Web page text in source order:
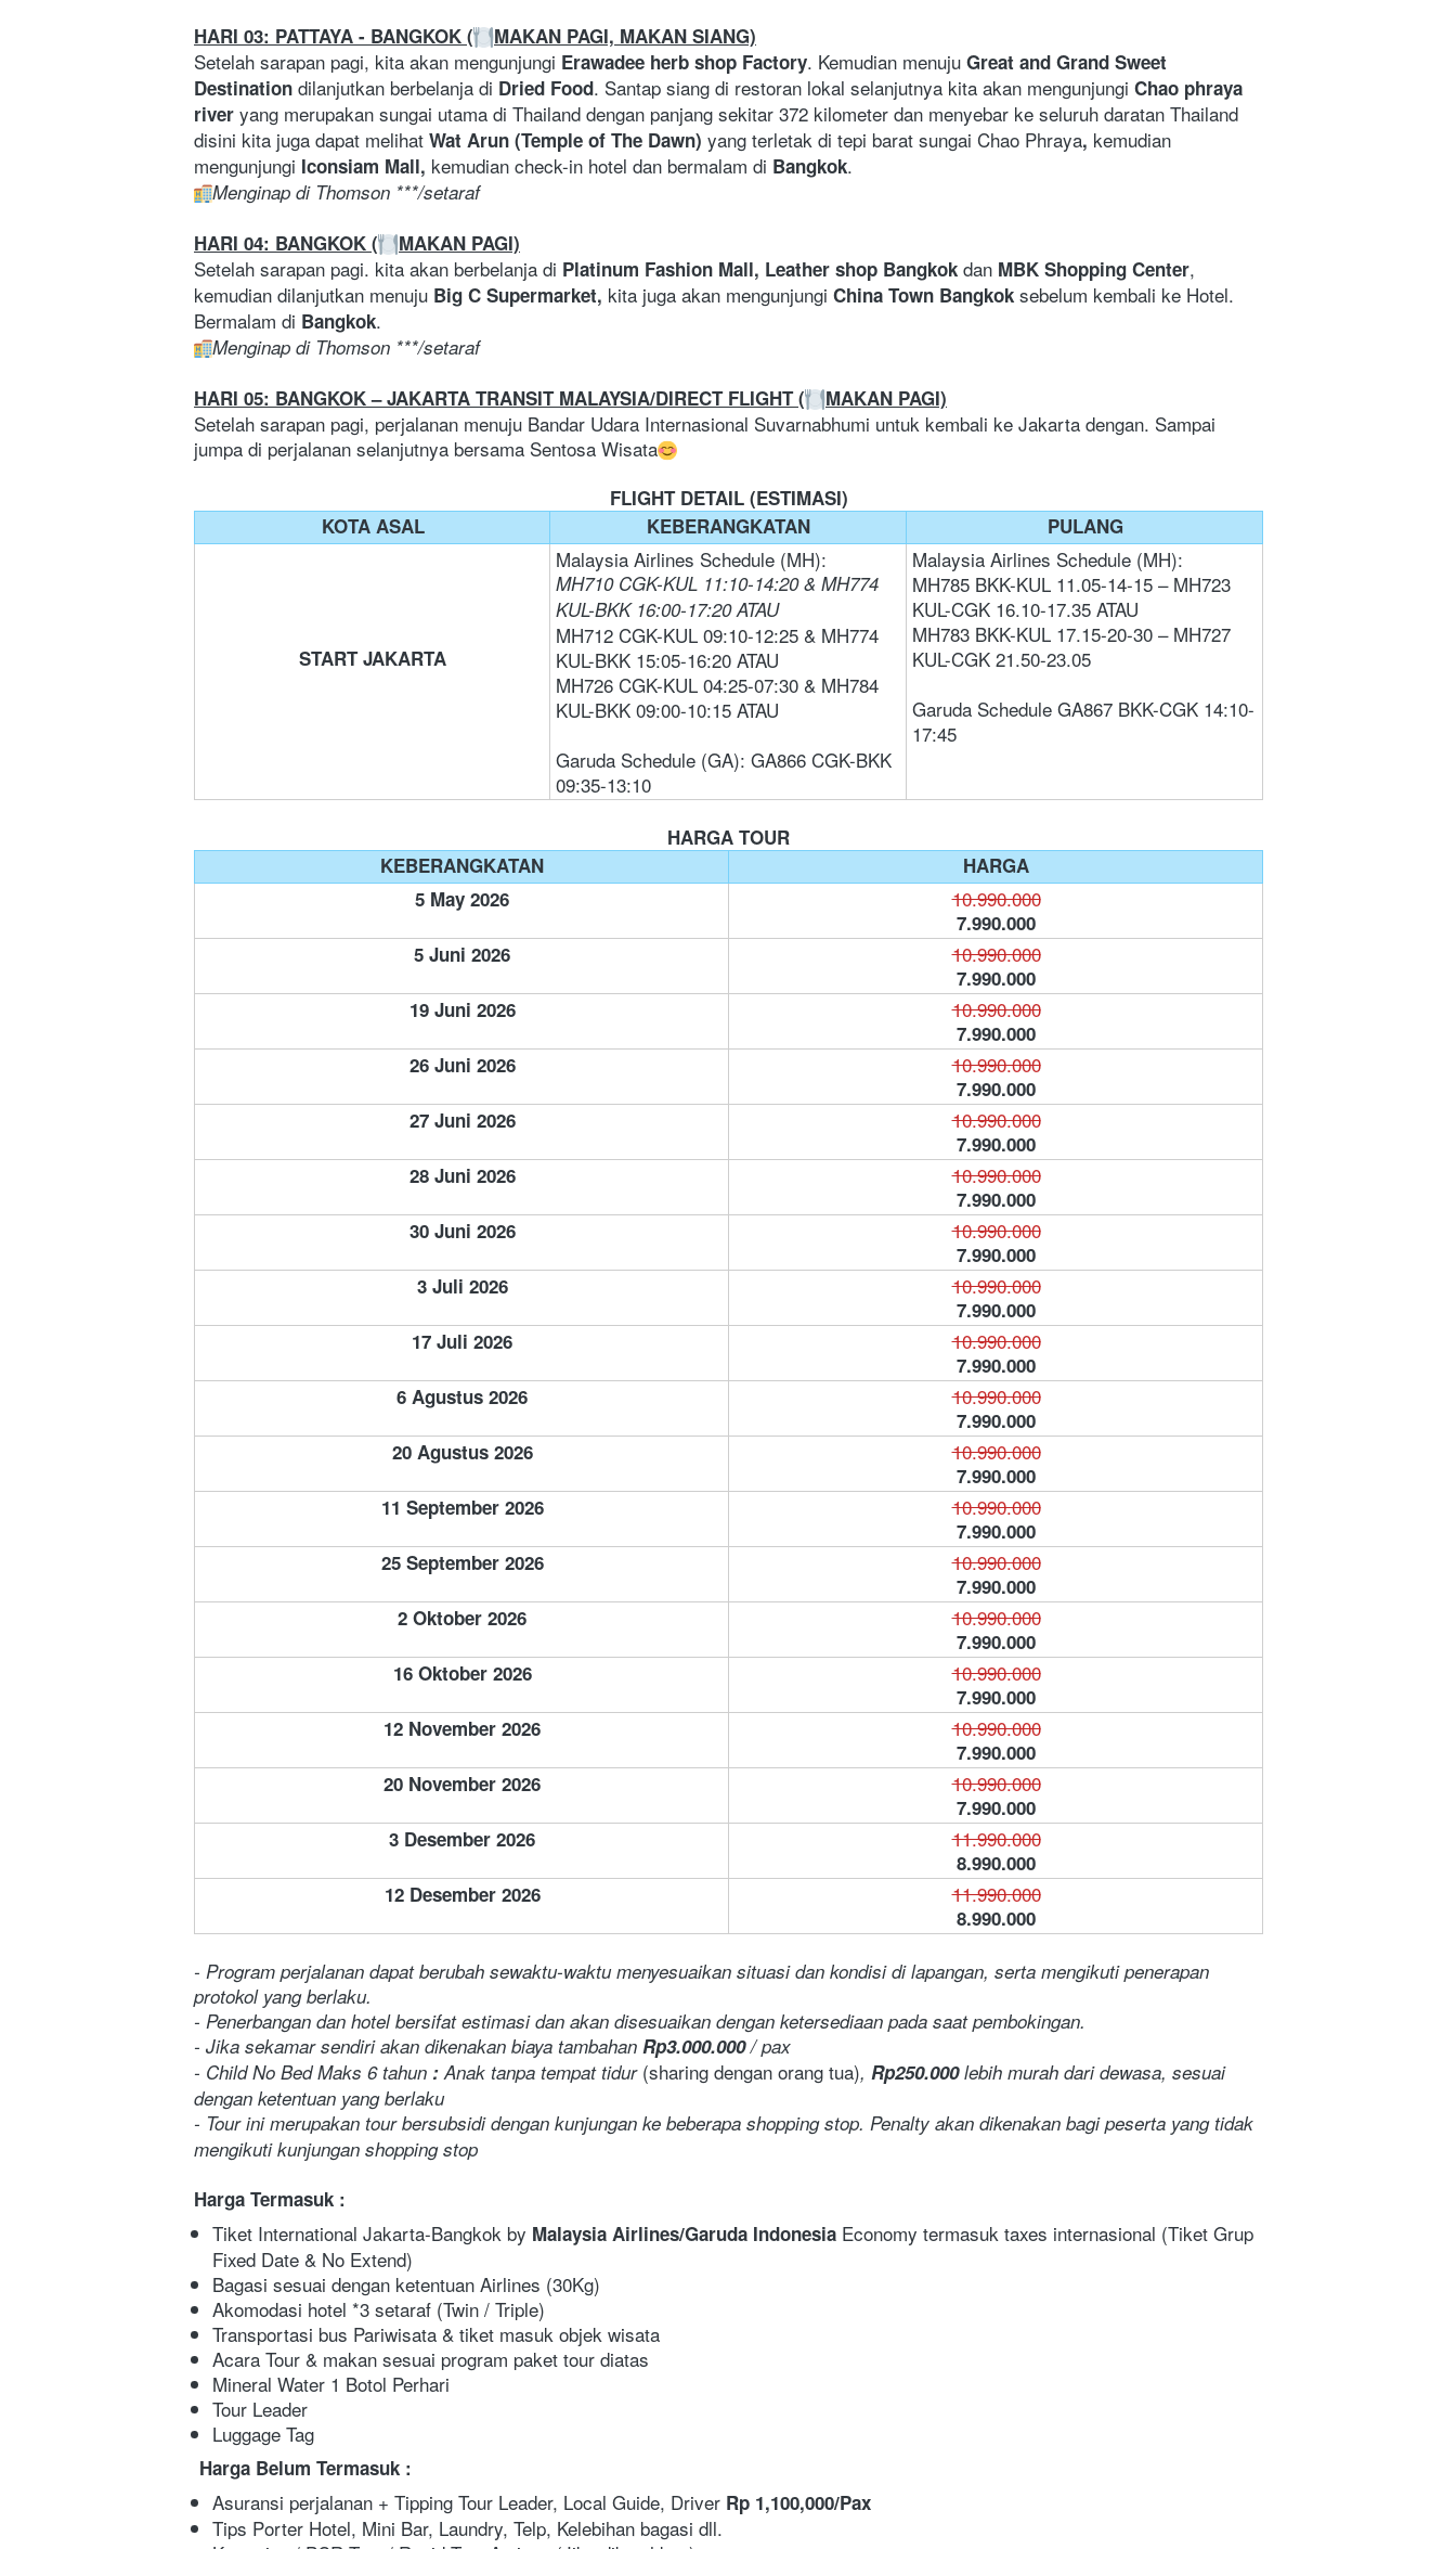
HARI 03: PATTAYA - BANGKOK (
MAKAN PAGI, MAKAN SIANG)
Setelah sarapan pagi, kita akan mengunjungi Erawadee herb shop Factory. Kemudian menuju Great and Grand Sweet
Destination dilanjutkan berbelanja di Dried Food. Santap siang di restoran lokal selanjutnya kita akan mengunjungi Chao phraya
river yang merupakan sungai utama di Thailand dengan panjang sekitar 372 kilometer dan menyebar ke seluruh daratan Thailand
disini kita juga dapat melihat Wat Arun (Temple of The Dawn) yang terletak di tepi barat sungai Chao Phraya, kemudian
mengunjungi Iconsiam Mall, kemudian check-in hotel dan bermalam di Bangkok.
Menginap di Thomson ***/setaraf
HARI 04: BANGKOK (
MAKAN PAGI)
Setelah sarapan pagi. kita akan berbelanja di Platinum Fashion Mall, Leather shop Bangkok dan MBK Shopping Center,
kemudian dilanjutkan menuju Big C Supermarket, kita juga akan mengunjungi China Town Bangkok sebelum kembali ke Hotel.
Bermalam di Bangkok.
Menginap di Thomson ***/setaraf
HARI 05: BANGKOK – JAKARTA TRANSIT MALAYSIA/DIRECT FLIGHT (
MAKAN PAGI)
Setelah sarapan pagi, perjalanan menuju Bandar Udara Internasional Suvarnabhumi untuk kembali ke Jakarta dengan. Sampai
jumpa di perjalanan selanjutnya bersama Sentosa Wisata
FLIGHT DETAIL (ESTIMASI)
KOTA ASAL
KEBERANGKATAN PULANG
START JAKARTA
Malaysia Airlines Schedule (MH):
MH710 CGK-KUL 11:10-14:20 & MH774
KUL-BKK 16:00-17:20 ATAU
MH712 CGK-KUL 09:10-12:25 & MH774
KUL-BKK 15:05-16:20 ATAU
MH726 CGK-KUL 04:25-07:30 & MH784
KUL-BKK 09:00-10:15 ATAU
Garuda Schedule (GA): GA866 CGK-BKK
09:35-13:10
Malaysia Airlines Schedule (MH):
MH785 BKK-KUL 11.05-14-15 – MH723
KUL-CGK 16.10-17.35 ATAU
MH783 BKK-KUL 17.15-20-30 – MH727
KUL-CGK 21.50-23.05
Garuda Schedule GA867 BKK-CGK 14:10-
17:45
HARGA TOUR
KEBERANGKATAN
HARGA
5 May 2026
10.990.000
7.990.000
5 Juni 2026
10.990.000
7.990.000
19 Juni 2026
10.990.000
7.990.000
26 Juni 2026
10.990.000
7.990.000
27 Juni 2026 10.990.000
7.990.000
28 Juni 2026 10.990.000
7.990.000
30 Juni 2026 10.990.000
7.990.000
3 Juli 2026
10.990.000
7.990.000
17 Juli 2026 10.990.000
7.990.000
6 Agustus 2026
10.990.000
7.990.000
20 Agustus 2026 10.990.000
7.990.000
11 September 2026
10.990.000
7.990.000
25 September 2026
10.990.000
7.990.000
2 Oktober 2026
10.990.000
7.990.000
16 Oktober 2026 10.990.000
7.990.000
12 November 2026
10.990.000
7.990.000
20 November 2026 10.990.000
7.990.000
3 Desember 2026
11.990.000
8.990.000
12 Desember 2026
11.990.000
8.990.000
- Program perjalanan dapat berubah sewaktu-waktu menyesuaikan situasi dan kondisi di lapangan, serta mengikuti penerapan
protokol yang berlaku.
- Penerbangan dan hotel bersifat estimasi dan akan disesuaikan dengan ketersediaan pada saat pembokingan.
- Jika sekamar sendiri akan dikenakan biaya tambahan Rp3.000.000 / pax
- Child No Bed Maks 6 tahun : Anak tanpa tempat tidur (sharing dengan orang tua), Rp250.000 lebih murah dari dewasa, sesuai
dengan ketentuan yang berlaku
- Tour ini merupakan tour bersubsidi dengan kunjungan ke beberapa shopping stop. Penalty akan dikenakan bagi peserta yang tidak
mengikuti kunjungan shopping stop
Harga Termasuk :
Tiket International Jakarta-Bangkok by Malaysia Airlines/Garuda Indonesia Economy termasuk taxes internasional (Tiket Grup
Fixed Date & No Extend)
Bagasi sesuai dengan ketentuan Airlines (30Kg)
Akomodasi hotel *3 setaraf (Twin / Triple)
Transportasi bus Pariwisata & tiket masuk objek wisata
Acara Tour & makan sesuai program paket tour diatas
Mineral Water 1 Botol Perhari
Tour Leader
Luggage Tag
Harga Belum Termasuk :
Asuransi perjalanan + Tipping Tour Leader, Local Guide, Driver Rp 1,100,000/Pax
Tips Porter Hotel, Mini Bar, Laundry, Telp, Kelebihan bagasi dll.